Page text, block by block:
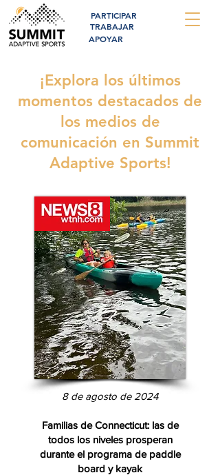
PARTICIPAR
TRABAJAR
APOYAR
¡Explora los últimos
momentos destacados de
los medios de
comunicación en Summit
Adaptive Sports!
8 de agosto de 2024
Familias de Connecticut: las de
todos los niveles prosperan
durante el programa de paddle
board y kayak